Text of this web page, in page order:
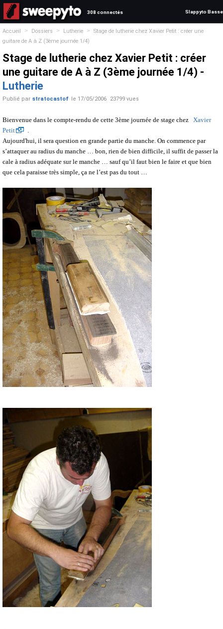
308 connectés Slappyto Basse
Accueil > Dossiers > Lutherie >
Stage de lutherie chez Xavier Petit : créer une
guitare de A à Z (3ème journée 1/4)
Stage de lutherie chez Xavier Petit : créer
une guitare de A à Z (3ème journée 1/4) -
Lutherie
Publié par stratocastof le 17/05/2006 23799 vues
Bienvenue dans le compte-rendu de cette 3ème journée de stage chez Xavier
Petit
.
Aujourd'hui, il sera question en grande partie du manche. On commence par
s’attaquer au radius du manche … bon, rien de bien difficile, il suffit de passer la
cale à radius adéquate sur le manche … sauf qu’il faut bien le faire et que bien
que cela paraisse très simple, ça ne l’est pas du tout …